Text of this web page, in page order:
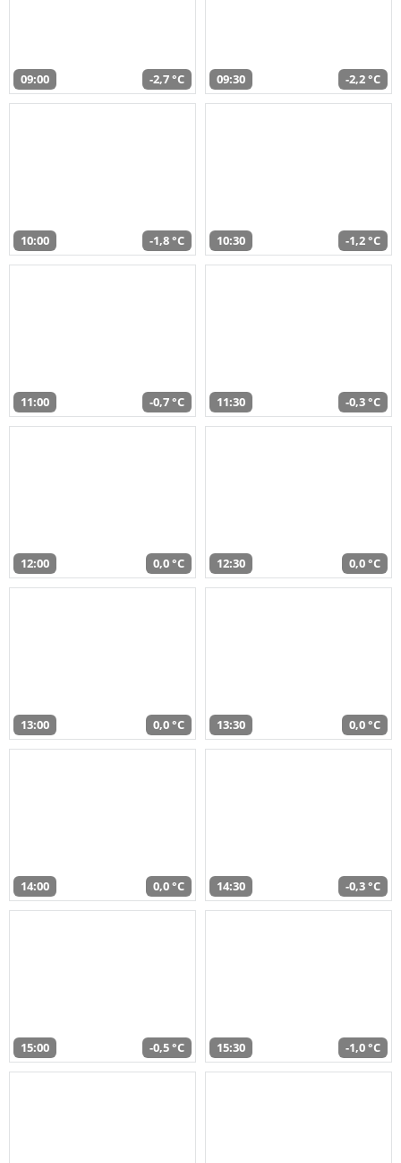
09:00 -2,7 °C 09:30 -2,2 °C
10:00 -1,8 °C 10:30 -1,2 °C
11:00 -0,7 °C 11:30 -0,3 °C
12:00 0,0 °C 12:30 0,0 °C
13:00 0,0 °C 13:30 0,0 °C
14:00 0,0 °C 14:30 -0,3 °C
15:00 -0,5 °C 15:30 -1,0 °C